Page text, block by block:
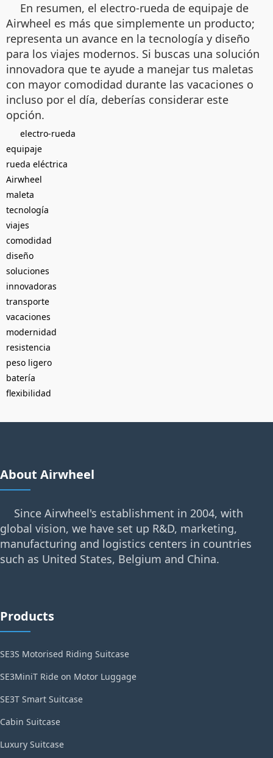
En resumen, el electro-rueda de equipaje de
Airwheel es más que simplemente un producto;
representa un avance en la tecnología y diseño
para los viajes modernos. Si buscas una solución
innovadora que te ayude a manejar tus maletas
con mayor comodidad durante las vacaciones o
incluso por el día, deberías considerar este
opción.
electro-rueda
equipaje
rueda eléctrica
Airwheel
maleta
tecnología
viajes
comodidad
diseño
soluciones
innovadoras
transporte
vacaciones
modernidad
resistencia
peso ligero
batería
flexibilidad
About Airwheel
Since Airwheel's establishment in 2004, with
global vision, we have set up R&D, marketing,
manufacturing and logistics centers in countries
such as United States, Belgium and China.
Products
SE3S Motorised Riding Suitcase
SE3MiniT Ride on Motor Luggage
SE3T Smart Suitcase
Cabin Suitcase
Luxury Suitcase